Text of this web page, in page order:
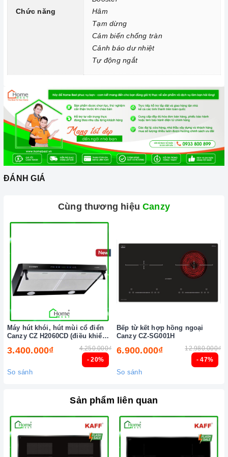
Chức năng Cảm biến chống tràn:
bị tràn ra mặt bếp, cảm ứng sẽ phát ra tiếng bíp và tự động
tắt để đảm bảo an toàn cho người dùng và giữ cho bếp sạch
Chức năng Cảnh báo dư nhiệt:Bếp cảnh báo người dùng
không chạm tay vào vùng nóng, giảm thiểu khả năng rủi ro bị
bỏng.
Chức năng Từ động ngắt:Khi bạn đun nấu trong thời gian
lâu hơn thời gian mặc định của bếp, bếp sẽ hiểu là bạn đã bỏ
quên nồi thức ăn trên bếp. Bếp sẽ tự động tắt ngay sau
đó để đảm bảo thức ăn không bị cháy và giữ cho bếp được
hoạt động bình thường.
Chức năng an toàn
2. Một số lưu ý khi sử dụng sản phẩm
Lưu ý khi chọn nồi nấu
Chức năng
Hâm
Tạm dừng
Cảm biến chống tràn
Cảnh báo dư nhiệt
Tự động ngắt
ĐÁNH GIÁ
Cùng thương hiệuCanzy
- 20%
Máy hút khói, hút mùi cổ điển
Canzy CZ H2060CD (điều khiển
3.400.000₫ 4.250.000₫
So sánh
- 47%
Bếp từ kết hợp hồng ngoại
Canzy CZ-SG001H
6.900.000₫ 12.980.000₫
So sánh
Sản phẩm liên quan